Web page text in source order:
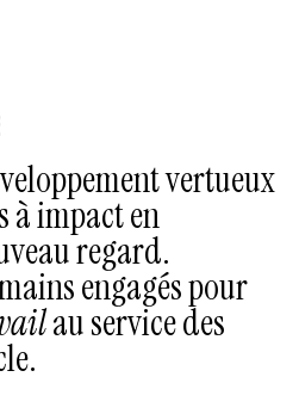
vertueux
à impact en
regard.
engagés pour
au service des